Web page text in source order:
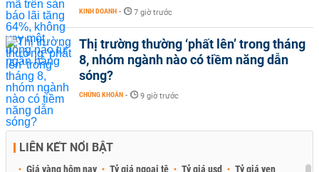
KINH DOANH - 7 giờ trước
Thị trường thường ‘phất lên’ trong tháng
8, nhóm ngành nào có tiềm năng dẫn
sóng?
CHỨNG KHOÁN - 9 giờ trước
LIÊN KẾT NỔI BẬT
Giá vàng hôm nay Tỷ giá ngoại tệ Tỷ giá usd Tỷ giá yen